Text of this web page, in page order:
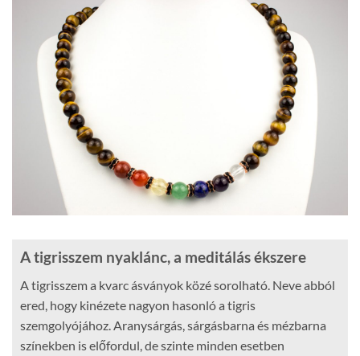
A tigrisszem nyaklánc, a meditálás ékszere
A tigrisszem a kvarc ásványok közé sorolható. Neve abból
ered, hogy kinézete nagyon hasonló a tigris
szemgolyójához. Aranysárgás, sárgásbarna és mézbarna
színekben is előfordul, de szinte minden esetben